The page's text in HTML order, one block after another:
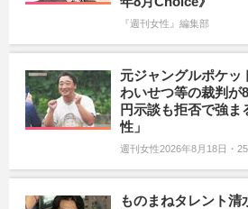
『週刊女性』編集部
元ジャングルポケッ
わいせつ等の裁判が
円示談も拒否で強
性」
週刊女性2026年8月18日・
ものまねタレント清